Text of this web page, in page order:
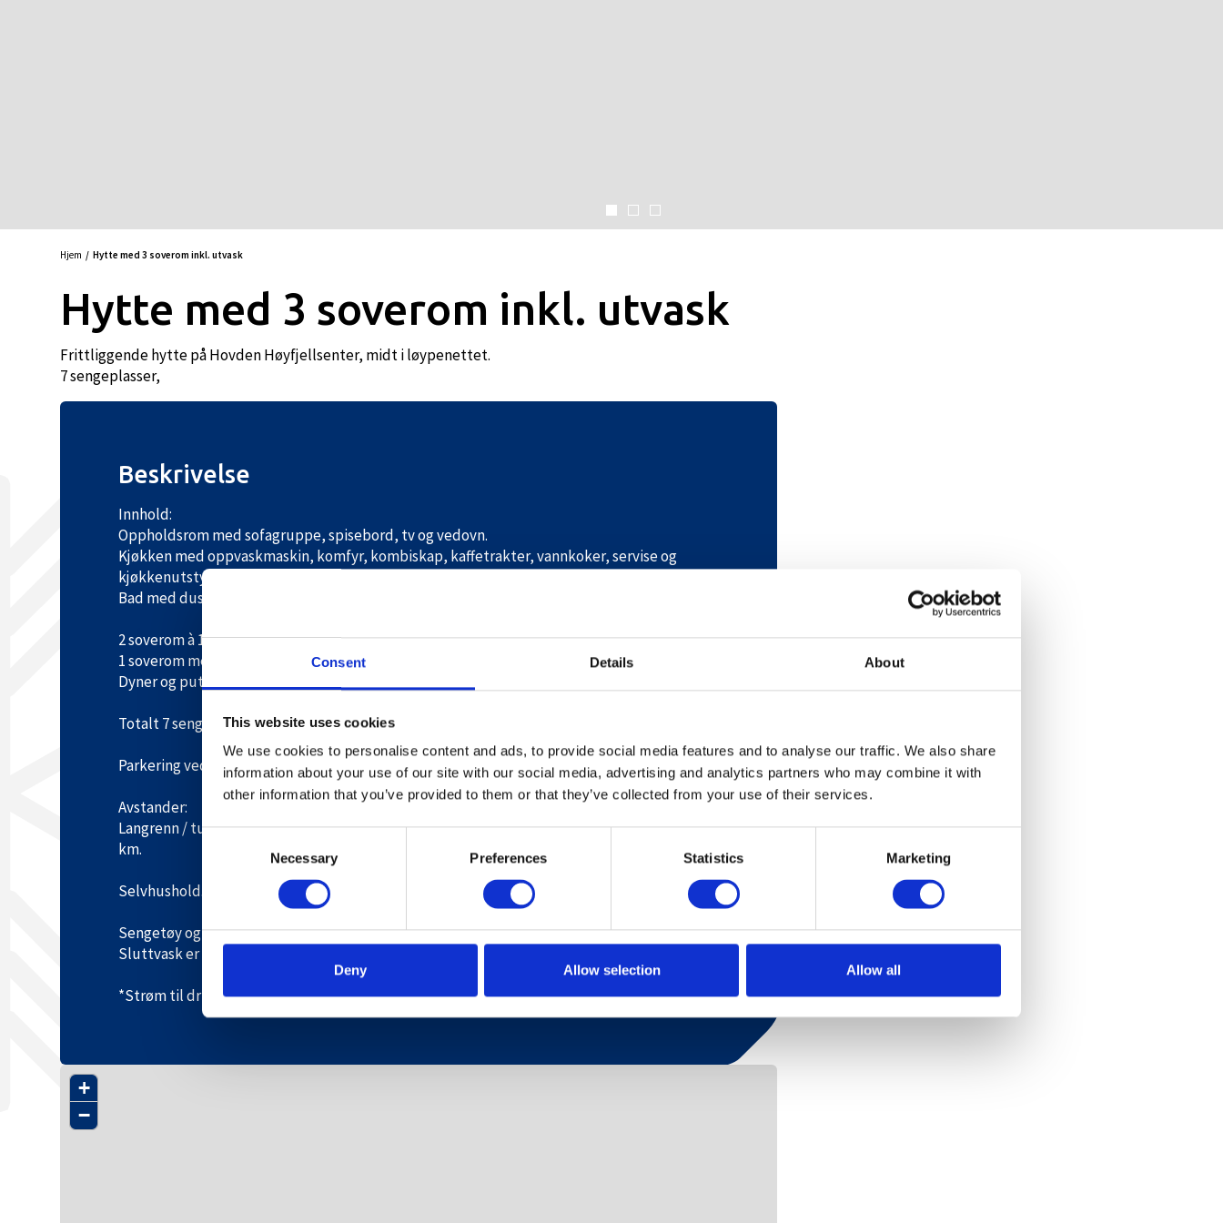
Consent Details About
This website uses cookies
We use cookies to personalise content and ads, to provide social media features and to analyse our traffic. We also share
information about your use of our site with our social media, advertising and analytics partners who may combine it with
other information that you’ve provided to them or that they’ve collected from your use of their services.
Consent
Necessary Preferences Statistics Marketing
Deny Allow selection Allow all
Hjem Hytte med 3 soverom inkl. utvask
Hytte med 3 soverom inkl. utvask
Frittliggende hytte på Hovden Høyfjellsenter, midt i løypenettet.
7 sengeplasser,
Beskrivelse
Innhold:
Oppholdsrom med sofagruppe, spisebord, tv og vedovn.
Kjøkken med oppvaskmaskin, komfyr, kombiskap, kaffetrakter, vannkoker, servise og
kjøkkenutstyr.
Bad med dusj, wc, håndvask og sauna.
2 soverom à 1 dobbeltseng.
1 soverom med 1 dobbeltseng og 1 enkeltseng.
Dyner og puter.
Totalt 7 sengeplasser.
Parkering ved hytten.
Avstander:
Langrenn / turløype 50 m. Hovden sentrum 0,9 km. Alpinsenter 0,8 km. Hovden Fjellbad 0,7
km.
Selvhushold.
Sengetøy og håndklær medbringes eller leies.
Sluttvask er inkludert.
*Strøm til drift av hytten er inkludert, unntatt sauna. Myntautomat kr. 30 per 90 minutter.
+
−